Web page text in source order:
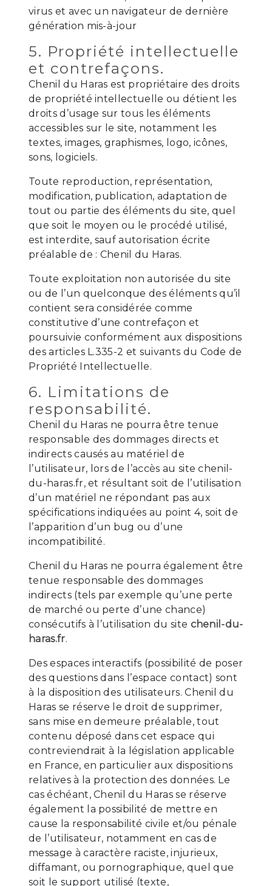
virus et avec un navigateur de dernière
génération mis-à-jour
5. Propriété intellectuelle
et contrefaçons.
Chenil du Haras est propriétaire des droits
de propriété intellectuelle ou détient les
droits d’usage sur tous les éléments
accessibles sur le site, notamment les
textes, images, graphismes, logo, icônes,
sons, logiciels.
Toute reproduction, représentation,
modification, publication, adaptation de
tout ou partie des éléments du site, quel
que soit le moyen ou le procédé utilisé,
est interdite, sauf autorisation écrite
préalable de : Chenil du Haras.
Toute exploitation non autorisée du site
ou de l’un quelconque des éléments qu’il
contient sera considérée comme
constitutive d’une contrefaçon et
poursuivie conformément aux dispositions
des articles L.335-2 et suivants du Code de
Propriété Intellectuelle.
6. Limitations de
responsabilité.
Chenil du Haras ne pourra être tenue
responsable des dommages directs et
indirects causés au matériel de
l’utilisateur, lors de l’accès au site chenil-
du-haras.fr, et résultant soit de l’utilisation
d’un matériel ne répondant pas aux
spécifications indiquées au point 4, soit de
l’apparition d’un bug ou d’une
incompatibilité.
Chenil du Haras ne pourra également être
tenue responsable des dommages
indirects (tels par exemple qu’une perte
de marché ou perte d’une chance)
consécutifs à l’utilisation du site chenil-du-
haras.fr.
Des espaces interactifs (possibilité de poser
des questions dans l’espace contact) sont
à la disposition des utilisateurs. Chenil du
Haras se réserve le droit de supprimer,
sans mise en demeure préalable, tout
contenu déposé dans cet espace qui
contreviendrait à la législation applicable
en France, en particulier aux dispositions
relatives à la protection des données. Le
cas échéant, Chenil du Haras se réserve
également la possibilité de mettre en
cause la responsabilité civile et/ou pénale
de l’utilisateur, notamment en cas de
message à caractère raciste, injurieux,
diffamant, ou pornographique, quel que
soit le support utilisé (texte,